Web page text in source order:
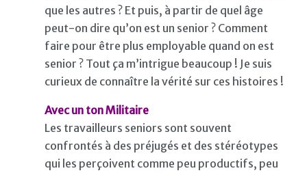
que les autres ? Et puis, à partir de quel âge
peut-on dire qu’on est un senior ? Comment
faire pour être plus employable quand on est
senior ? Tout ça m’intrigue beaucoup ! Je suis
curieux de connaître la vérité sur ces histoires !
Avec un ton Militaire
Les travailleurs seniors sont souvent
confrontés à des préjugés et des stéréotypes
qui les perçoivent comme peu productifs, peu